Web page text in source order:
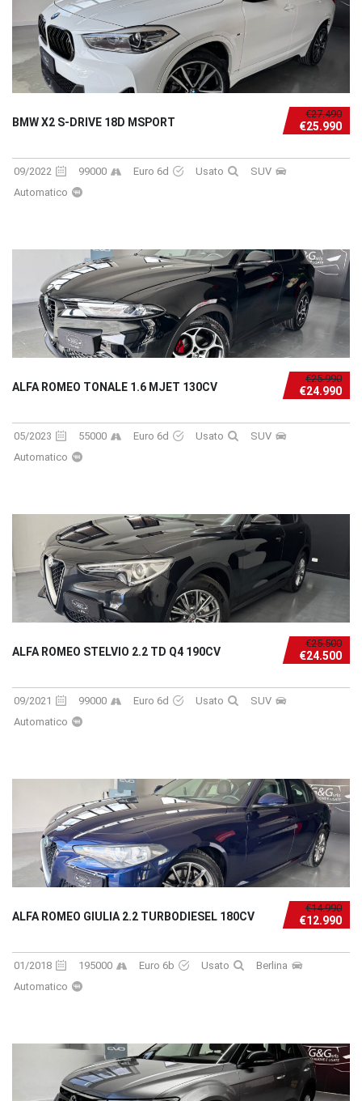
€27.490
€25.990
BMW X2 S-DRIVE 18D MSPORT
09/2022 99000 Euro 6d Usato
SUV
Automatico
€25.990
€24.990
ALFA ROMEO TONALE 1.6 MJET 130CV
05/2023 55000 Euro 6d Usato
SUV
Automatico
€25.500
€24.500
ALFA ROMEO STELVIO 2.2 TD Q4 190CV
09/2021 99000 Euro 6d Usato
SUV
Automatico
€14.990
€12.990
ALFA ROMEO GIULIA 2.2 TURBODIESEL 180CV
01/2018 195000 Euro 6b Usato
Berlina
Automatico